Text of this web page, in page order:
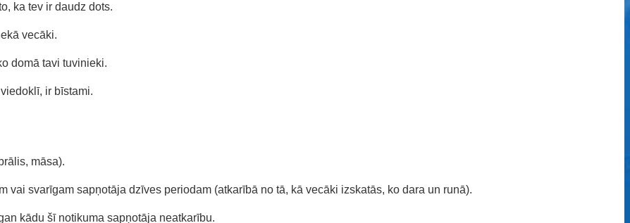
ka tev ir daudz dots.
vecāki.
domā tavi tuvinieki.
ir bīstami.
māsa).
vai svarīgam sapņotāja dzīves periodam (atkarībā no tā, kā vecāki izskatās, ko dara un runā).
kādu šī notikuma sapņotāja neatkarību.